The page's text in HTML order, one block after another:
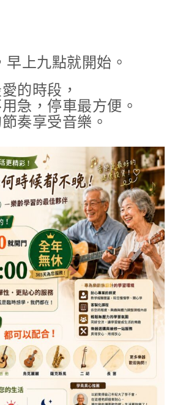
早上九點就開始。
的時段，
急，停車最方便。
奏享受音樂。